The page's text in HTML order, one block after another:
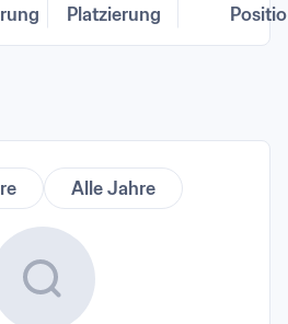
Platzierung
Alle Jahre